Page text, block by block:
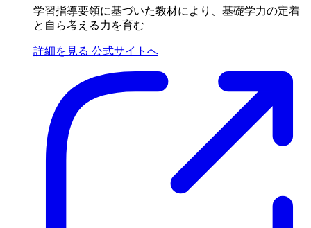
学習指導要領に基づいた教材により、基礎学力の定着
と自ら考える力を育む
詳細を見る 公式サイトへ